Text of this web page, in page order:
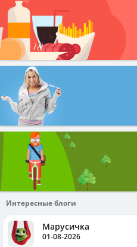
Интересные блоги
Марусичка
01-08-2026